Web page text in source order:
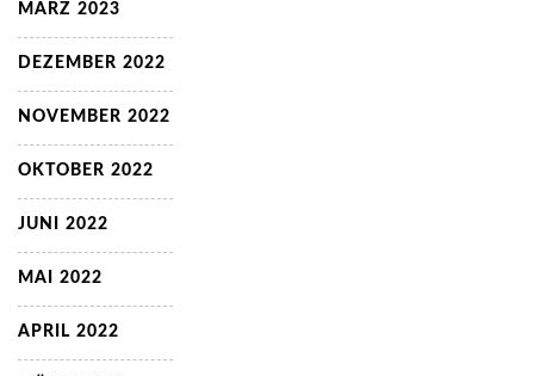
MÄRZ 2023
DEZEMBER 2022
NOVEMBER 2022
OKTOBER 2022
JUNI 2022
MAI 2022
APRIL 2022